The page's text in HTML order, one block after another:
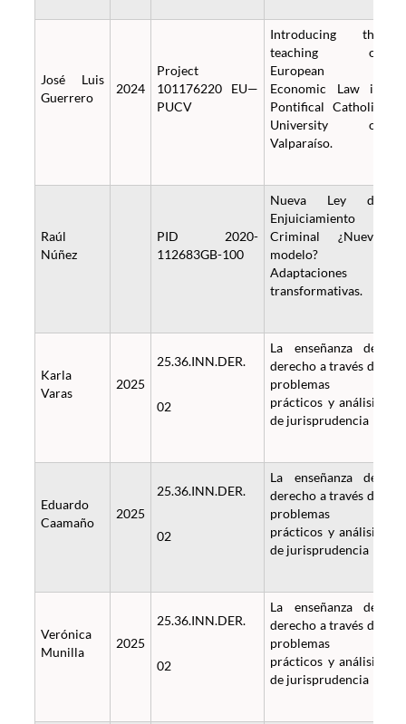
José Luis
Guerrero
2024
Project
101176220 EU—
PUCV
Introducing the
teaching of
European
Economic Law in
Pontifical Catholic
University of
Valparaíso.
Raúl
Núñez
PID 2020-
112683GB-100
Nueva Ley de
Enjuiciamiento
Criminal ¿Nuevo
modelo?
Adaptaciones
transformativas.
Karla
Varas
2025
25.36.INN.DER.
02
La enseñanza del
derecho a través de
problemas
prácticos y análisis
de jurisprudencia
Eduardo
Caamaño
2025
25.36.INN.DER.
02
La enseñanza del
derecho a través de
problemas
prácticos y análisis
de jurisprudencia
Verónica
Munilla
2025
25.36.INN.DER.
02
La enseñanza del
derecho a través de
problemas
prácticos y análisis
de jurisprudencia